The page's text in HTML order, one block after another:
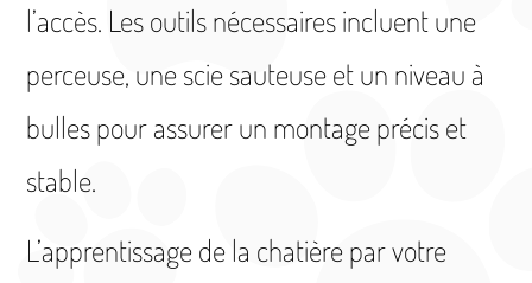
l’accès. Les outils nécessaires incluent une
perceuse, une scie sauteuse et un niveau à
bulles pour assurer un montage précis et
stable.
L’apprentissage de la chatière par votre